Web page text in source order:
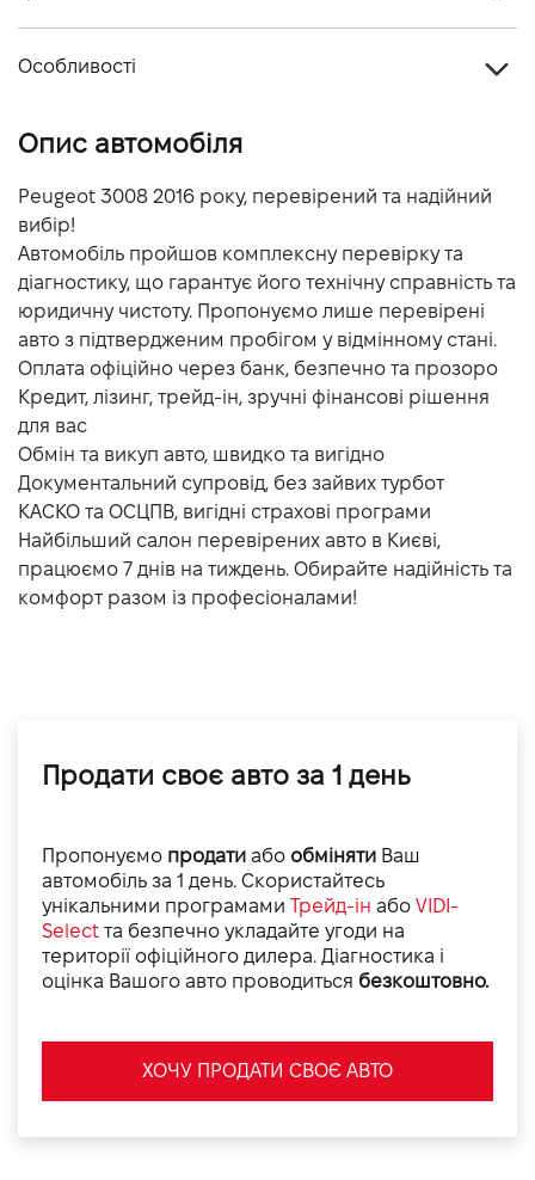
Потужність двигуна (к.с.)
Динаміка розгону 0-100 км/г
Особливості
Опис автомобіля
Peugeot 3008 2016 року, перевірений та надійний
вибір!
Автомобіль пройшов комплексну перевірку та
діагностику, що гарантує його технічну справність та
юридичну чистоту. Пропонуємо лише перевірені
авто з підтвердженим пробігом у відмінному стані.
Оплата офіційно через банк, безпечно та прозоро
Кредит, лізинг, трейд-ін, зручні фінансові рішення
для вас
Обмін та викуп авто, швидко та вигідно
Документальний супровід, без зайвих турбот
КАСКО та ОСЦПВ, вигідні страхові програми
Найбільший салон перевірених авто в Києві,
працюємо 7 днів на тиждень. Обирайте надійність та
комфорт разом із професіоналами!
Продати своє авто за 1 день
Пропонуємо продати або обміняти Ваш
автомобіль за 1 день. Скористайтесь
унікальними програмами Трейд-ін або VIDI-
Select та безпечно укладайте угоди на
території офіційного дилера. Діагностика і
оцінка Вашого авто проводиться безкоштовно.
ХОЧУ ПРОДАТИ СВОЄ АВТО